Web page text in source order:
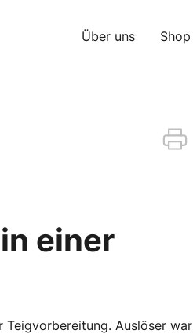
Über uns Shop
einer
Teigvorbereitung. Auslöser war